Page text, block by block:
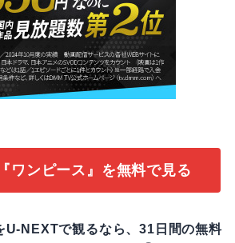
ワンピース』を無料で見る
U-NEXTで観るなら、31日間の無料